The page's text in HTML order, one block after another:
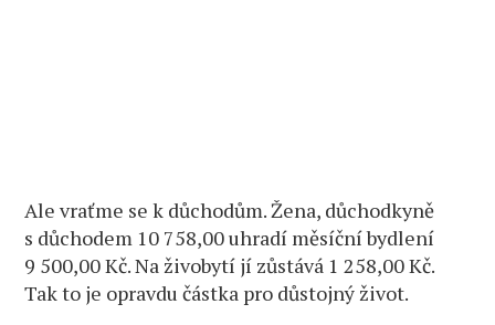
Ale vraťme se k důchodům. Žena, důchodkyně
s důchodem 10 758,00 uhradí měsíční bydlení
9 500,00 Kč. Na živobytí jí zůstává 1 258,00 Kč.
Tak to je opravdu částka pro důstojný život.